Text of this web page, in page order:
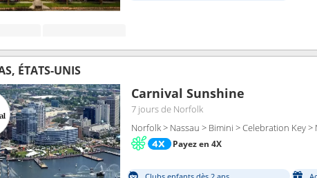
ÉTATS-UNIS
Carnival Sunshine
7 joursde Norfolk
Norfolk > Nassau > Bimini > Celebration Key >
Payez en 4X